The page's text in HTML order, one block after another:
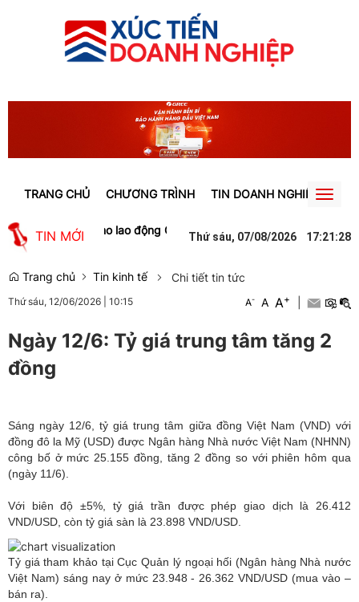
TRANG CHỦ CHƯƠNG TRÌNH TIN DOANH NGHIỆP Toggle
TIN MỚI
tạo việc làm cho lao động Gia Lai Người phụ nữ ở Hưng Yên
Thứ sáu, 07/08/2026 17:21 :29
Trang chủ Tin kinh tế Chi tiết tin tức
Thứ sáu, 12/06/2026 10:15 A- A A+
Ngày 12/6: Tỷ giá trung tâm tăng 2
đồng
Sáng ngày 12/6, tỷ giá trung tâm giữa đồng Việt Nam (VND) với
đồng đô la Mỹ (USD) được Ngân hàng Nhà nước Việt Nam (NHNN)
công bố ở mức 25.155 đồng, tăng 2 đồng so với phiên hôm qua
(ngày 11/6).
Với biên độ ±5%, tỷ giá trần được phép giao dịch là 26.412
VND/USD, còn tỷ giá sàn là 23.898 VND/USD.
Tỷ giá tham khảo tại Cục Quản lý ngoại hối (Ngân hàng Nhà nước
Việt Nam) sáng nay ở mức 23.948 - 26.362 VND/USD (mua vào –
bán ra).